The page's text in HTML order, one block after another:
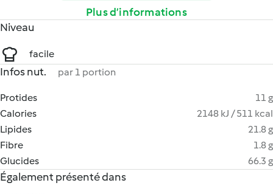
Plus d’informations
Niveau
facile
Infos nut. par 1 portion
Protides
11 g
Calories
2148 kJ / 511 kcal
Lipides
21.8 g
Fibre
1.8 g
Glucides
66.3 g
Également présenté dans